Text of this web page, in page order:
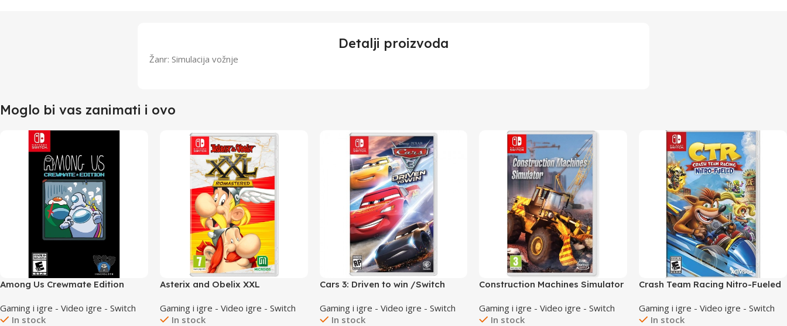
Detalji proizvoda
Žanr: Simulacija vožnje
Moglo bi vas zanimati i ovo
Among Us Crewmate Edition
Gaming i igre - Video igre - Switch
In stock
Asterix and Obelix XXL
Gaming i igre - Video igre - Switch
In stock
Cars 3: Driven to win /Switch
Gaming i igre - Video igre - Switch
In stock
Construction Machines Simulator
Gaming i igre - Video igre - Switch
In stock
Crash Team Racing Nitro-Fueled
Gaming i igre - Video igre - Switch
In stock